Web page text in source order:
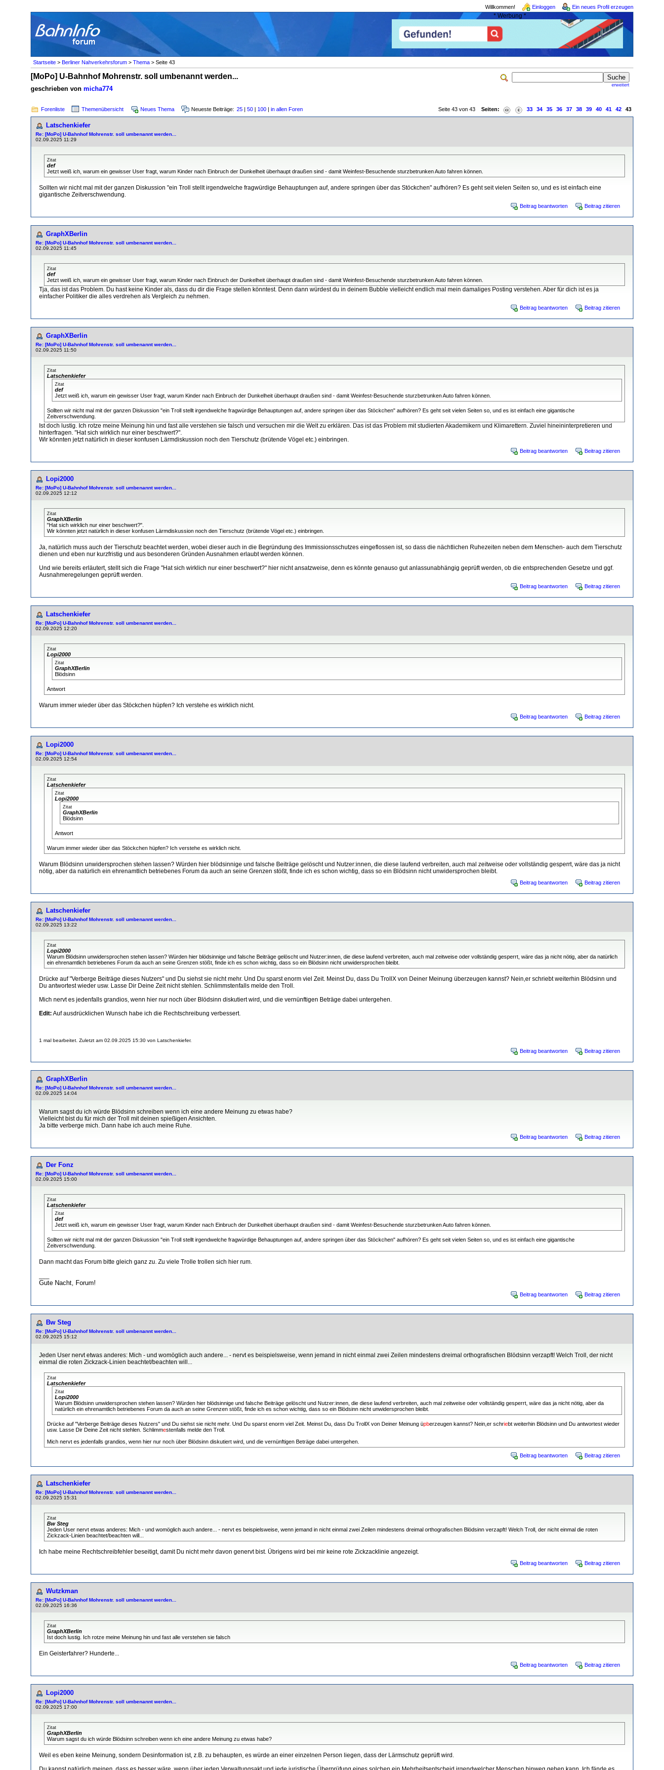
Willkommen! Einloggen Ein neues Profil erzeugen
* Werbung *
Startseite > Berliner Nahverkehrsforum > Thema > Seite 43
erweitert
[MoPo] U-Bahnhof Mohrenstr. soll umbenannt werden...
geschrieben von micha774
Forenliste Themenübersicht Neues Thema Neueste Beiträge: 25 | 50 | 100 | in allen Foren Seite 43 von 43 Seiten: 33 34 35 36 37 38 39 40 41 42 43
Latschenkiefer
Re: [MoPo] U-Bahnhof Mohrenstr. soll umbenannt werden...
02.09.2025 11:29
Zitat
def
Jetzt weiß ich, warum ein gewisser User fragt, warum Kinder nach Einbruch der Dunkelheit überhaupt draußen sind - damit Weinfest-Besuchende sturzbetrunken Auto fahren können.
Sollten wir nicht mal mit der ganzen Diskussion "ein Troll stellt irgendwelche fragwürdige Behauptungen auf, andere springen über das Stöckchen" aufhören? Es geht seit vielen Seiten so, und es ist einfach eine
gigantische Zeitverschwendung.
Beitrag beantworten Beitrag zitieren
GraphXBerlin
Re: [MoPo] U-Bahnhof Mohrenstr. soll umbenannt werden...
02.09.2025 11:45
Zitat
def
Jetzt weiß ich, warum ein gewisser User fragt, warum Kinder nach Einbruch der Dunkelheit überhaupt draußen sind - damit Weinfest-Besuchende sturzbetrunken Auto fahren können.
Tja, das ist das Problem. Du hast keine Kinder als, dass du dir die Frage stellen könntest. Denn dann würdest du in deinem Bubble vielleicht endlich mal mein damaliges Posting verstehen. Aber für dich ist es ja
einfacher Politiker die alles verdrehen als Vergleich zu nehmen.
Beitrag beantworten Beitrag zitieren
GraphXBerlin
Re: [MoPo] U-Bahnhof Mohrenstr. soll umbenannt werden...
02.09.2025 11:50
Zitat
Latschenkiefer
Zitat
def
Jetzt weiß ich, warum ein gewisser User fragt, warum Kinder nach Einbruch der Dunkelheit überhaupt draußen sind - damit Weinfest-Besuchende sturzbetrunken Auto fahren können.
Sollten wir nicht mal mit der ganzen Diskussion "ein Troll stellt irgendwelche fragwürdige Behauptungen auf, andere springen über das Stöckchen" aufhören? Es geht seit vielen Seiten so, und es ist einfach eine gigantische
Zeitverschwendung.
Ist doch lustig. Ich rotze meine Meinung hin und fast alle verstehen sie falsch und versuchen mir die Welt zu erklären. Das ist das Problem mit studierten Akademikern und Klimarettern. Zuviel hineininterpretieren und
hinterfragen. "Hat sich wirklich nur einer beschwert?".
Wir könnten jetzt natürlich in dieser konfusen Lärmdiskussion noch den Tierschutz (brütende Vögel etc.) einbringen.
Beitrag beantworten Beitrag zitieren
Lopi2000
Re: [MoPo] U-Bahnhof Mohrenstr. soll umbenannt werden...
02.09.2025 12:12
Zitat
GraphXBerlin
"Hat sich wirklich nur einer beschwert?".
Wir könnten jetzt natürlich in dieser konfusen Lärmdiskussion noch den Tierschutz (brütende Vögel etc.) einbringen.
Ja, natürlich muss auch der Tierschutz beachtet werden, wobei dieser auch in die Begründung des Immissionsschutzes eingeflossen ist, so dass die nächtlichen Ruhezeiten neben dem Menschen- auch dem Tierschutz
dienen und eben nur kurzfristig und aus besonderen Gründen Ausnahmen erlaubt werden können.
Und wie bereits erläutert, stellt sich die Frage "Hat sich wirklich nur einer beschwert?" hier nicht ansatzweise, denn es könnte genauso gut anlassunabhängig geprüft werden, ob die entsprechenden Gesetze und ggf.
Ausnahmeregelungen geprüft werden.
Beitrag beantworten Beitrag zitieren
Latschenkiefer
Re: [MoPo] U-Bahnhof Mohrenstr. soll umbenannt werden...
02.09.2025 12:20
Zitat
Lopi2000
Zitat
GraphXBerlin
Blödsinn
Antwort
Warum immer wieder über das Stöckchen hüpfen? Ich verstehe es wirklich nicht.
Beitrag beantworten Beitrag zitieren
Lopi2000
Re: [MoPo] U-Bahnhof Mohrenstr. soll umbenannt werden...
02.09.2025 12:54
Zitat
Latschenkiefer
Zitat
Lopi2000
Zitat
GraphXBerlin
Blödsinn
Antwort
Warum immer wieder über das Stöckchen hüpfen? Ich verstehe es wirklich nicht.
Warum Blödsinn unwidersprochen stehen lassen? Würden hier blödsinnige und falsche Beiträge gelöscht und Nutzer:innen, die diese laufend verbreiten, auch mal zeitweise oder vollständig gesperrt, wäre das ja nicht
nötig, aber da natürlich ein ehrenamtlich betriebenes Forum da auch an seine Grenzen stößt, finde ich es schon wichtig, dass so ein Blödsinn nicht unwidersprochen bleibt.
Beitrag beantworten Beitrag zitieren
Latschenkiefer
Re: [MoPo] U-Bahnhof Mohrenstr. soll umbenannt werden...
02.09.2025 13:22
Zitat
Lopi2000
Warum Blödsinn unwidersprochen stehen lassen? Würden hier blödsinnige und falsche Beiträge gelöscht und Nutzer:innen, die diese laufend verbreiten, auch mal zeitweise oder vollständig gesperrt, wäre das ja nicht nötig, aber da natürlich
ein ehrenamtlich betriebenes Forum da auch an seine Grenzen stößt, finde ich es schon wichtig, dass so ein Blödsinn nicht unwidersprochen bleibt.
Drücke auf "Verberge Beiträge dieses Nutzers" und Du siehst sie nicht mehr. Und Du sparst enorm viel Zeit. Meinst Du, dass Du TrollX von Deiner Meinung überzeugen kannst? Nein,er schriebt weiterhin Blödsinn und
Du antwortest wieder usw. Lasse Dir Deine Zeit nicht stehlen. Schlimmstenfalls melde den Troll.
Mich nervt es jedenfalls grandios, wenn hier nur noch über Blödsinn diskutiert wird, und die vernünftigen Beträge dabei untergehen.
Edit: Auf ausdrücklichen Wunsch habe ich die Rechtschreibung verbessert.
1 mal bearbeitet. Zuletzt am 02.09.2025 15:30 von Latschenkiefer.
Beitrag beantworten Beitrag zitieren
GraphXBerlin
Re: [MoPo] U-Bahnhof Mohrenstr. soll umbenannt werden...
02.09.2025 14:04
Warum sagst du ich würde Blödsinn schreiben wenn ich eine andere Meinung zu etwas habe?
Vielleicht bist du für mich der Troll mit deinen spießigen Ansichten.
Ja bitte verberge mich. Dann habe ich auch meine Ruhe.
Beitrag beantworten Beitrag zitieren
Der Fonz
Re: [MoPo] U-Bahnhof Mohrenstr. soll umbenannt werden...
02.09.2025 15:00
Zitat
Latschenkiefer
Zitat
def
Jetzt weiß ich, warum ein gewisser User fragt, warum Kinder nach Einbruch der Dunkelheit überhaupt draußen sind - damit Weinfest-Besuchende sturzbetrunken Auto fahren können.
Sollten wir nicht mal mit der ganzen Diskussion "ein Troll stellt irgendwelche fragwürdige Behauptungen auf, andere springen über das Stöckchen" aufhören? Es geht seit vielen Seiten so, und es ist einfach eine gigantische
Zeitverschwendung.
Dann macht das Forum bitte gleich ganz zu. Zu viele Trolle trollen sich hier rum.
Gute Nacht, Forum!
Beitrag beantworten Beitrag zitieren
Bw Steg
Re: [MoPo] U-Bahnhof Mohrenstr. soll umbenannt werden...
02.09.2025 15:12
Jeden User nervt etwas anderes: Mich - und womöglich auch andere... - nervt es beispielsweise, wenn jemand in nicht einmal zwei Zeilen mindestens dreimal orthografischen Blödsinn verzapft! Welch Troll, der nicht
einmal die roten Zickzack-Linien beachtet/beachten will...
Zitat
Latschenkiefer
Zitat
Lopi2000
Warum Blödsinn unwidersprochen stehen lassen? Würden hier blödsinnige und falsche Beiträge gelöscht und Nutzer:innen, die diese laufend verbreiten, auch mal zeitweise oder vollständig gesperrt, wäre das ja nicht nötig, aber da
natürlich ein ehrenamtlich betriebenes Forum da auch an seine Grenzen stößt, finde ich es schon wichtig, dass so ein Blödsinn nicht unwidersprochen bleibt.
Drücke auf "Verberge Beiträge dieses Nutzers" und Du siehst sie nicht mehr. Und Du sparst enorm viel Zeit. Meinst Du, dass Du TrollX von Deiner Meinung üpberzeugen kannst? Nein,er schriebt weiterhin Blödsinn und Du antwortest wieder
usw. Lasse Dir Deine Zeit nicht stehlen. Schlimmestenfalls melde den Troll.
Mich nervt es jedenfalls grandios, wenn hier nur noch über Blödsinn diskutiert wird, und die vernünftigen Beträge dabei untergehen.
Beitrag beantworten Beitrag zitieren
Latschenkiefer
Re: [MoPo] U-Bahnhof Mohrenstr. soll umbenannt werden...
02.09.2025 15:31
Zitat
Bw Steg
Jeden User nervt etwas anderes: Mich - und womöglich auch andere... - nervt es beispielsweise, wenn jemand in nicht einmal zwei Zeilen mindestens dreimal orthografischen Blödsinn verzapft! Welch Troll, der nicht einmal die roten
Zickzack-Linien beachtet/beachten will...
Ich habe meine Rechtschreibfehler beseitigt, damit Du nicht mehr davon genervt bist. Übrigens wird bei mir keine rote Zickzacklinie angezeigt.
Beitrag beantworten Beitrag zitieren
Wutzkman
Re: [MoPo] U-Bahnhof Mohrenstr. soll umbenannt werden...
02.09.2025 16:36
Zitat
GraphXBerlin
Ist doch lustig. Ich rotze meine Meinung hin und fast alle verstehen sie falsch
Ein Geisterfahrer? Hunderte...
Beitrag beantworten Beitrag zitieren
Lopi2000
Re: [MoPo] U-Bahnhof Mohrenstr. soll umbenannt werden...
02.09.2025 17:00
Zitat
GraphXBerlin
Warum sagst du ich würde Blödsinn schreiben wenn ich eine andere Meinung zu etwas habe?
Weil es eben keine Meinung, sondern Desinformation ist, z.B. zu behaupten, es würde an einer einzelnen Person liegen, dass der Lärmschutz geprüft wird.